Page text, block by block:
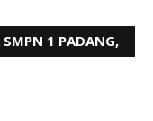
SMPN 1 PADANG,